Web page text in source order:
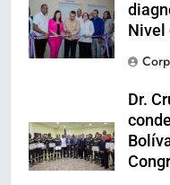
Nivel
Dr.